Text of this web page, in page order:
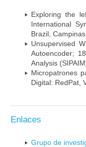
Exploring the
International
Brazil,
Unsupervised
Autoencoder;
Analysis
Micropatrones
Digital: RedPat,
Enlaces
Grupo de